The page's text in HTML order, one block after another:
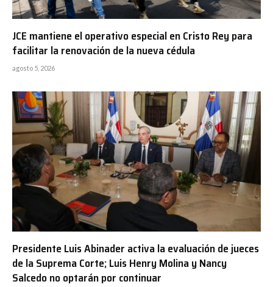
JCE mantiene el operativo especial en Cristo Rey para
facilitar la renovación de la nueva cédula
agosto 5, 2026
Presidente Luis Abinader activa la evaluación de jueces
de la Suprema Corte; Luis Henry Molina y Nancy
Salcedo no optarán por continuar